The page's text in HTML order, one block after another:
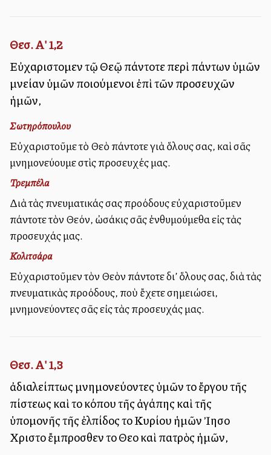
Θεσ. Α' 1,2
Εὐχαριστοῦμεν τῷ Θεῷ πάντοτε περὶ πάντων ὑμῶν
μνείαν ὑμῶν ποιούμενοι ἐπὶ τῶν προσευχῶν
ἡμῶν,
Σωτηρόπουλου
Εὐχαριστοῦμε τὸ Θεὸ πάντοτε γιὰ ὅλους σας, καὶ σᾶς
μνημονεύουμε στὶς προσευχές μας.
Τρεμπέλα
Διὰ τὰς πνευματικάς σας προόδους εὐχαριστοῦμεν
πάντοτε τὸν Θεόν, ὠσάκις σᾶς ἐνθυμούμεθα εἰς τὰς
προσευχάς μας.
Κολιτσάρα
Εὐχαριστοῦμεν τὸν Θεὸν πάντοτε δι’ ὅλους σας, διὰ τὰς
πνευματικὰς προόδους, ποὺ ἔχετε σημειώσει,
μνημονεύοντες σᾶς εἰς τὰς προσευχάς μας.
Θεσ. Α' 1,3
ἀδιαλείπτως μνημονεύοντες ὑμῶν τοῦ ἔργου τῆς
πίστεως καὶ τοῦ κόπου τῆς ἀγάπης καὶ τῆς
ὑπομονῆς τῆς ἐλπίδος τοῦ Κυρίου ἡμῶν Ἰησοῦ
Χριστοῦ ἔμπροσθεν τοῦ Θεοῦ καὶ πατρὸς ἡμῶν,